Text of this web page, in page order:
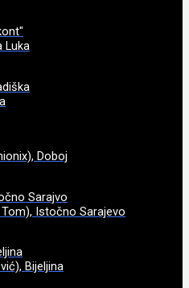
Luka
Doboj
Sarajvo
Istočno Sarajevo
Bijeljina